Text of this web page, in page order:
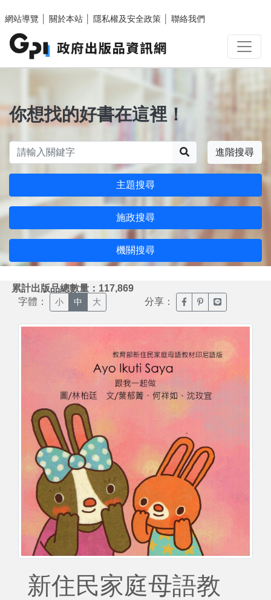
網站導覽
關於本站 隱私權及安全政策 聯絡我們
你想找的好書在這裡！
進階搜尋
主題搜尋
施政搜尋
機關搜尋
累計出版品總數量：117,869
字體： 小 中 大 分享： 臉書分享(另開新視窗)
噗浪分享(另開新
Line分享(另
新住民家庭母語教